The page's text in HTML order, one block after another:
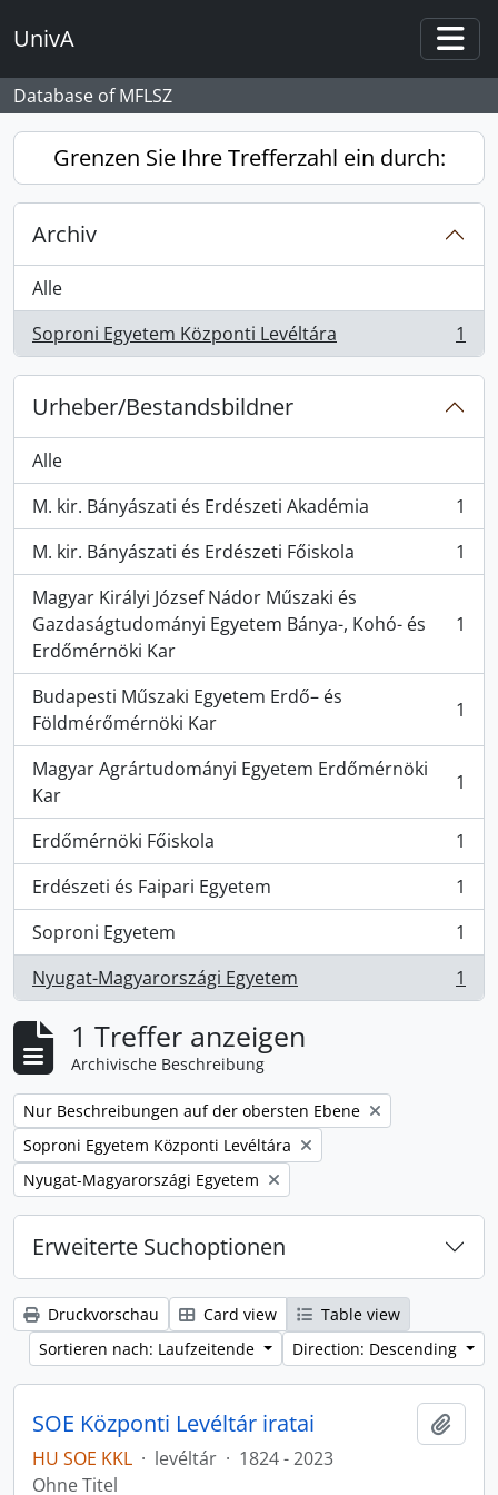
UnivA
Database of MFLSZ
Grenzen Sie Ihre Trefferzahl ein durch:
Archiv
Alle
Soproni Egyetem Központi Levéltára
, 1 Ergebnisse 1
Urheber/Bestandsbildner
Alle
M. kir. Bányászati és Erdészeti Akadémia
, 1 Ergebnisse
1
M. kir. Bányászati és Erdészeti Főiskola
, 1 Ergebnisse
1
Magyar Királyi József Nádor Műszaki és
Gazdaságtudományi Egyetem Bánya-, Kohó- és
Erdőmérnöki Kar
, 1 Ergebnisse 1
Budapesti Műszaki Egyetem Erdő– és
Földmérőmérnöki Kar
, 1 Ergebnisse 1
Magyar Agrártudományi Egyetem Erdőmérnöki
Kar
, 1 Ergebnisse 1
Erdőmérnöki Főiskola
, 1 Ergebnisse
1
Erdészeti és Faipari Egyetem
, 1 Ergebnisse
1
Soproni Egyetem
, 1 Ergebnisse
1
Nyugat-Magyarországi Egyetem
, 1 Ergebnisse 1
1 Treffer anzeigen
Archivische Beschreibung
Remove filter:
Nur Beschreibungen auf der obersten Ebene
Remove filter:
Soproni Egyetem Központi Levéltára
Remove filter:
Nyugat-Magyarországi Egyetem
Erweiterte Suchoptionen
Druckvorschau Card view
Table view
Sortieren nach: Laufzeitende
Direction: Descending
SOE Központi Levéltár iratai
HU SOE KKL · levéltár · 1824 - 2023
Ohne Titel